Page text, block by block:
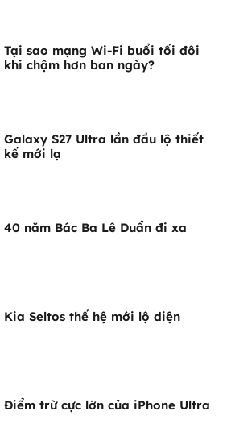
Tại sao mạng Wi-Fi buổi tối đôi
khi chậm hơn ban ngày?
Galaxy S27 Ultra lần đầu lộ thiết
kế mới lạ
40 năm Bác Ba Lê Duẩn đi xa
Kia Seltos thế hệ mới lộ diện
Điểm trừ cực lớn của iPhone Ultra